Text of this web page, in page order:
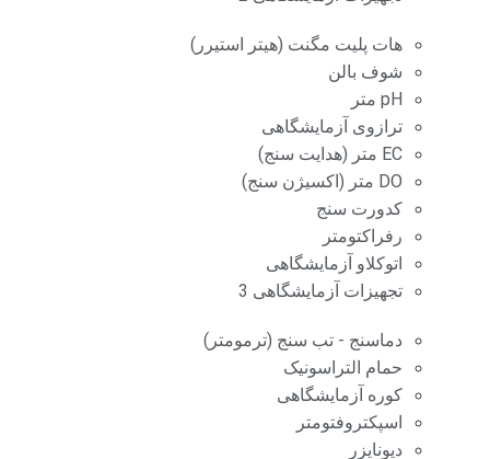
هات پلیت مگنت (هیتر استیرر)
شوف بالن
pH متر
ترازوی آزمایشگاهی
EC متر (هدایت سنج)
DO متر (اکسیژن سنج)
کدورت سنج
رفراکتومتر
اتوکلاو آزمایشگاهی
تجهیزات آزمایشگاهی 3
دماسنج - تب سنج (ترمومتر)
حمام التراسونیک
کوره آزمایشگاهی
اسپکتروفتومتر
دیونایزر